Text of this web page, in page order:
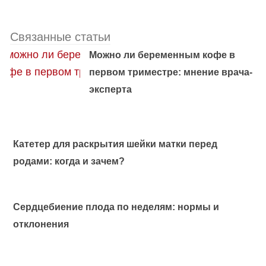
Связанные статьи
Можно ли беременным кофе в
первом триместре: мнение врача-
эксперта
Катетер для раскрытия шейки матки перед
родами: когда и зачем?
Сердцебиение плода по неделям: нормы и
отклонения